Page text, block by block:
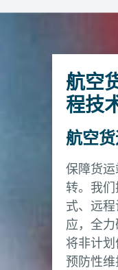
航空
程技
航空
保障货
转。我
式、远
应，全力
将非计
预防性维